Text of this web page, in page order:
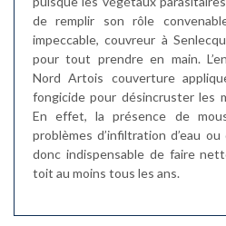
de remplir son rôle
impeccable, couvreur à
pour tout prendre en main.
Nord Artois couverture
fongicide pour désincruster les
En effet, la présence de
problèmes d’infiltration d’eau
donc indispensable de faire
toit au moins tous les ans.